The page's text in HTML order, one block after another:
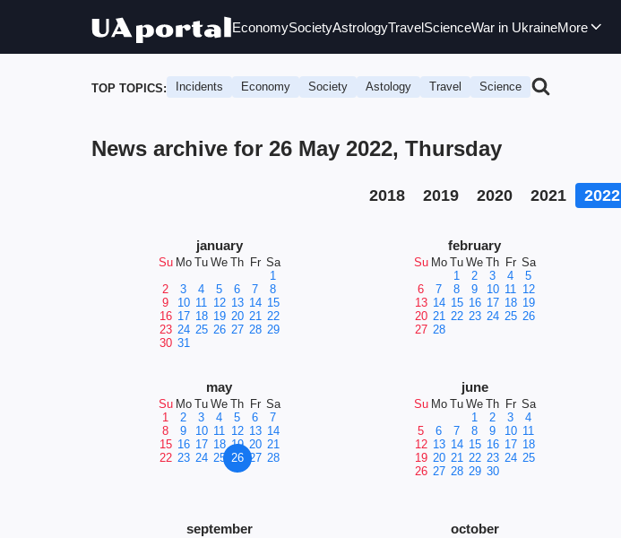
EconomySocietyAstrologyTravelScienceWar in UkraineMore
TOP TOPICS: Incidents Economy Society Astology Travel Science
News archive for 26 May 2022, Thursday
2018 2019 2020 2021 2022
january
Su Mo Tu We Th Fr Sa
1
2
3 4 5 6 7
8
9
10 11 12 13 14 15
16 17 18 19 20 21 22
23 24 25 26 27 28 29
30 31
february
Su Mo Tu We Th Fr Sa
1
2 3 4
5
6
7 8 9 10 11 12
13 14 15 16 17 18 19
20 21 22 23 24 25 26
27 28
may
Su Mo Tu We Th Fr Sa
1
2 3 4 5 6
7
8
9 10 11 12 13 14
15 16 17 18 19 20 21
22 23 24 25 26 27 28
june
Su Mo Tu We Th Fr Sa
1
2 3
4
5
6 7 8 9 10 11
12 13 14 15 16 17 18
19 20 21 22 23 24 25
26 27 28 29 30
september october